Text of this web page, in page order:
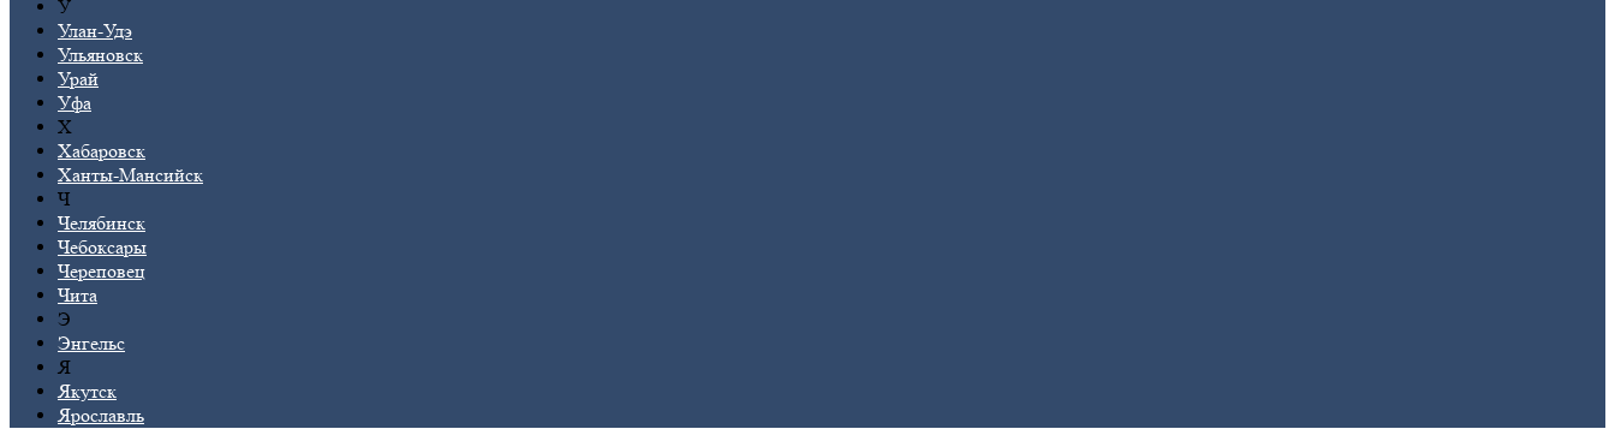
У
Улан-Удэ
Ульяновск
Урай
Уфа
Х
Хабаровск
Ханты-Мансийск
Ч
Челябинск
Чебоксары
Череповец
Чита
Э
Энгельс
Я
Якутск
Ярославль